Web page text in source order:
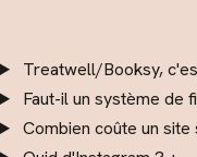
Treatwell/Booksy,
Faut-il un système de
Combien coûte un